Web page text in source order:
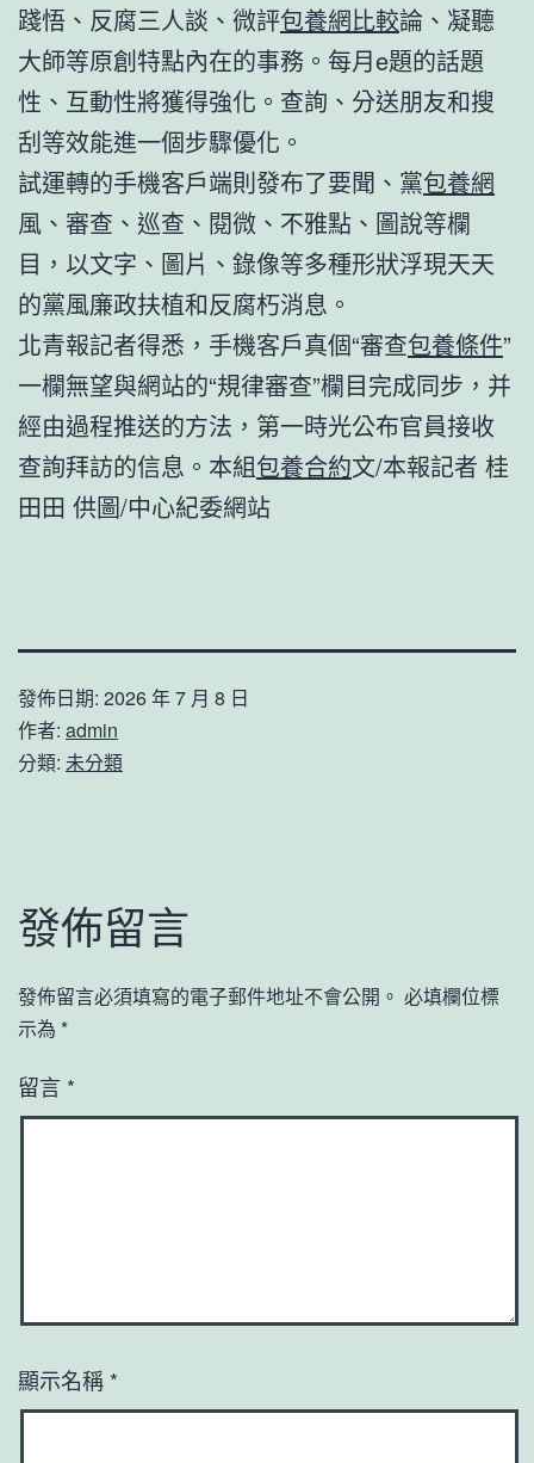
踐悟、反腐三人談、微評包養網比較論、凝聽
大師等原創特點內在的事務。每月e題的話題
性、互動性將獲得強化。查詢、分送朋友和搜
刮等效能進一個步驟優化。
試運轉的手機客戶端則發布了要聞、黨包養網
風、審查、巡查、閱微、不雅點、圖說等欄
目，以文字、圖片、錄像等多種形狀浮現天天
的黨風廉政扶植和反腐朽消息。
北青報記者得悉，手機客戶真個“審查包養條件”
一欄無望與網站的“規律審查”欄目完成同步，并
經由過程推送的方法，第一時光公布官員接收
查詢拜訪的信息。本組包養合約文/本報記者 桂
田田 供圖/中心紀委網站
發佈日期: 2026 年 7 月 8 日
作者: admin
分類: 未分類
發佈留言
發佈留言必須填寫的電子郵件地址不會公開。 必填欄位標
示為 *
留言 *
顯示名稱 *